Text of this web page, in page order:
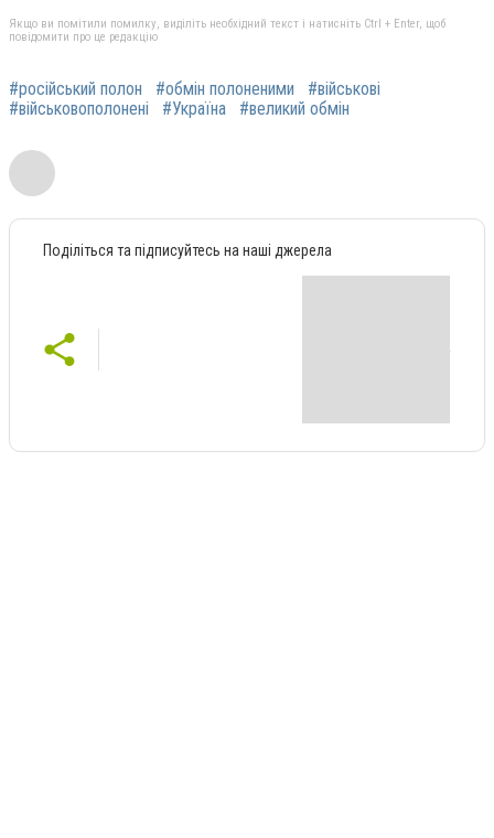
Якщо ви помітили помилку, виділіть необхідний текст і натисніть Ctrl + Enter, щоб
повідомити про це редакцію
#російський полон #обмін полоненими
#військові
#військовополонені
#Україна #великий обмін
Поділіться та підписуйтесь на наші джерела